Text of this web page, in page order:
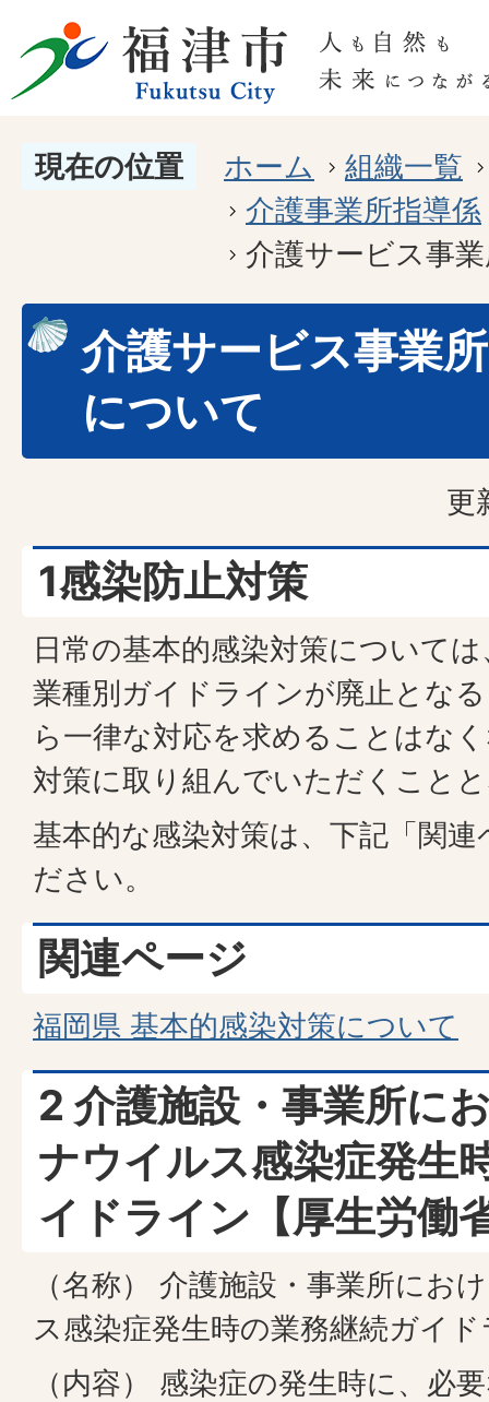
現在の位置 ホーム
組織一覧
介護事業所指導係
介護サービス事
介護サービス事業
について
更
1感染防止対策
日常の基本的感染対策について
業種別ガイドラインが廃止とな
ら一律な対応を求めることはな
対策に取り組んでいただくこと
基本的な感染対策は、下記「関
ださい。
関連ページ
福岡県 基本的感染対策について
2 介護施設・事業所に
ナウイルス感染症発生
イドライン【厚生労働
（名称） 介護施設・事業所にお
ス感染症発生時の業務継続ガイ
（内容） 感染症の発生時に、必